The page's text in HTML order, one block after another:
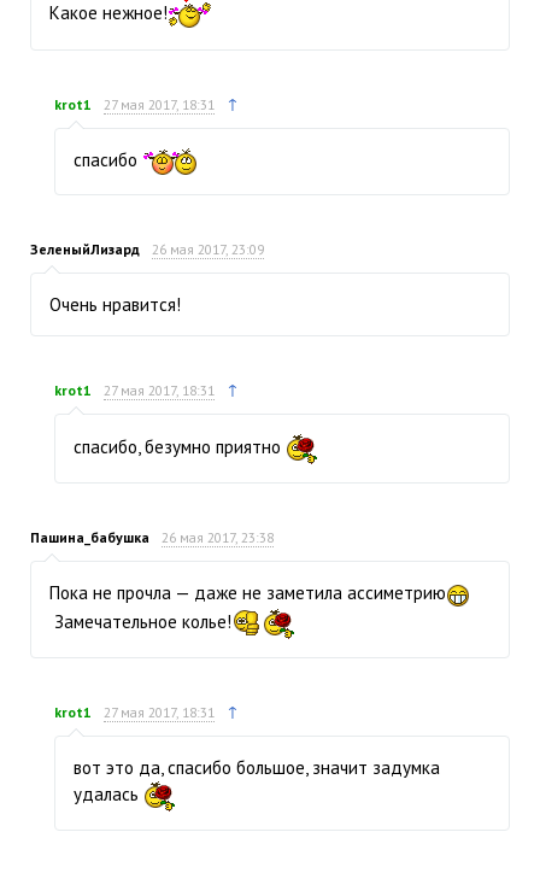
Какое нежное!
krot1 27 мая 2017, 18:31 ↑
спасибо
ЗеленыйЛизард 26 мая 2017, 23:09
Очень нравится!
krot1 27 мая 2017, 18:31 ↑
спасибо, безумно приятно
Пашина_бабушка 26 мая 2017, 23:38
Пока не прочла — даже не заметила ассиметрию
Замечательное колье!
krot1 27 мая 2017, 18:31 ↑
вот это да, спасибо большое, значит задумка
удалась